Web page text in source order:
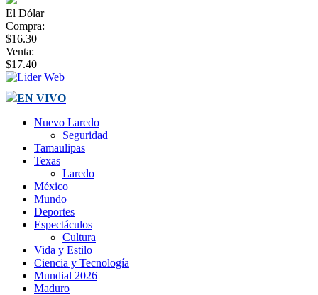
El Dólar
Compra:
$16.30
Venta:
$17.40
EN VIVO
Nuevo Laredo
Seguridad
Tamaulipas
Texas
Laredo
México
Mundo
Deportes
Espectáculos
Cultura
Vida y Estilo
Ciencia y Tecnología
Mundial 2026
Maduro